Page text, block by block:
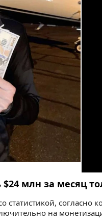
млн за месяц
статистикой, согласно
на